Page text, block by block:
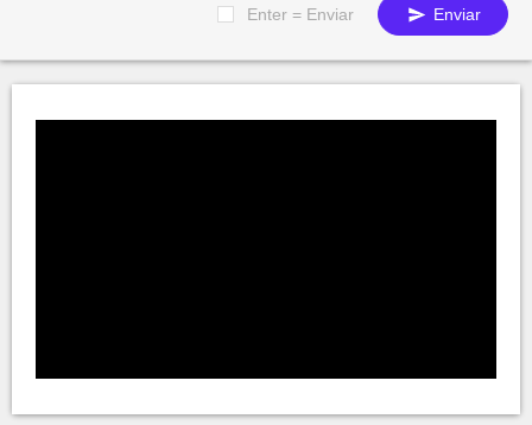
Enter = Enviar Enviar